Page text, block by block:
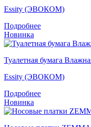
Essity (ЭВОКОМ)
Подробнее
Новинка
Туалетная бумага
Essity (ЭВОКОМ)
Подробнее
Новинка